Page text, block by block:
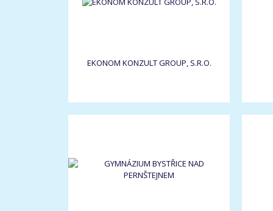
EKONOM KONZULT GROUP, S.R.O.